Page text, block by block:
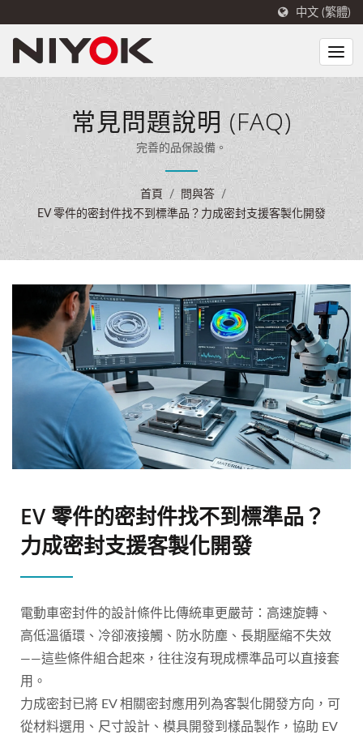
中文 (繁體)
常見問題說明 (FAQ)
完善的品保設備。
首頁 / 問與答
/
EV 零件的密封件找不到標準品？力成密封支援客製化開發
EV 零件的密封件找不到標準品？
力成密封支援客製化開發
電動車密封件的設計條件比傳統車更嚴苛：高速旋轉、
高低溫循環、冷卻液接觸、防水防塵、長期壓縮不失效
——這些條件組合起來，往往沒有現成標準品可以直接套
用。
力成密封已將 EV 相關密封應用列為客製化開發方向，可
從材料選用、尺寸設計、模具開發到樣品製作，協助 EV